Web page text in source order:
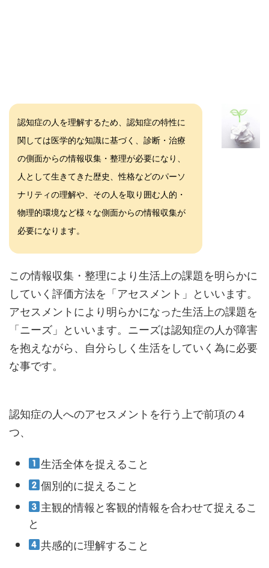
認知症の人を理解するため、認知症の特性に
関しては医学的な知識に基づく、診断・治療
の側面からの情報収集・整理が必要になり、
人として生きてきた歴史、性格などのパーソ
ナリティの理解や、その人を取り囲む人的・
物理的環境など様々な側面からの情報収集が
必要になります。
この情報収集・整理により生活上の課題を明らかに
していく評価方法を「アセスメント」といいます。
アセスメントにより明らかになった生活上の課題を
「ニーズ」といいます。ニーズは認知症の人が障害
を抱えながら、自分らしく生活をしていく為に必要
な事です。
認知症の人へのアセスメントを行う上で前項の４
つ、
生活全体を捉えること
個別的に捉えること
主観的情報と客観的情報を合わせて捉えるこ
と
共感的に理解すること